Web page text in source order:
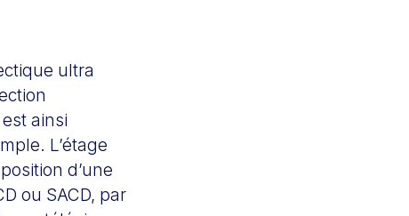
ultra
ainsi
L’étage
d’une
ou SACD, par